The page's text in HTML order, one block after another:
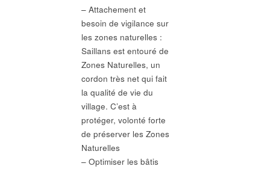
– Attachement et
besoin de vigilance sur
les zones naturelles :
Saillans est entouré de
Zones Naturelles, un
cordon très net qui fait
la qualité de vie du
village. C’est à
protéger, volonté forte
de préserver les Zones
Naturelles
– Optimiser les bâtis